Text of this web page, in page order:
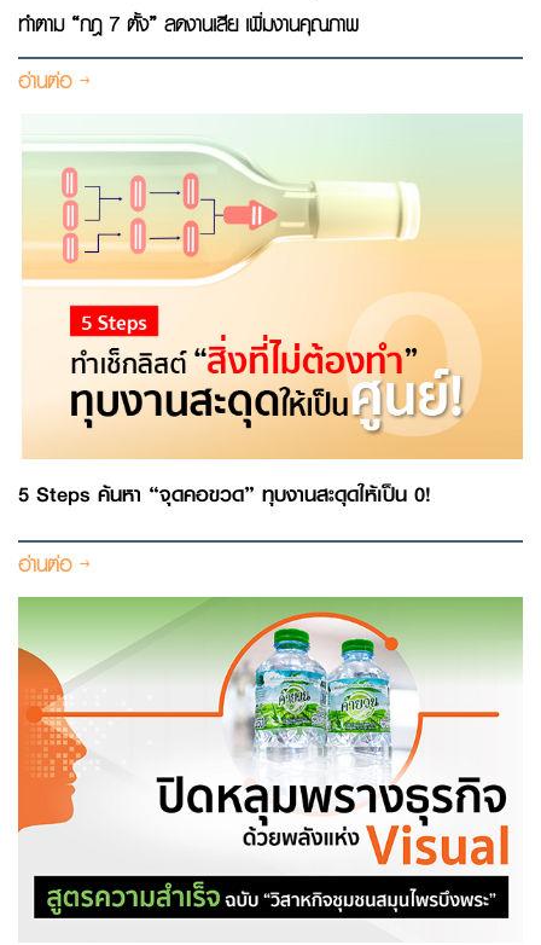
ทำตาม “กฎ 7 ตั้ง” ลดงานเสีย เพิ่มงานคุณภาพ
อ่านต่อ
5 Steps ค้นหา “จุดคอขวด” ทุบงานสะดุดให้เป็น 0!
อ่านต่อ